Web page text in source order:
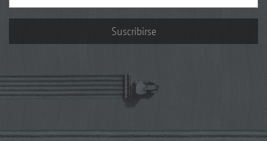
Suscribirse